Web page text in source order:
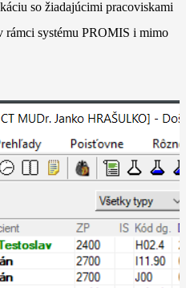
so žiadajúcimi pracoviskami
rámci systému PROMIS i mimo